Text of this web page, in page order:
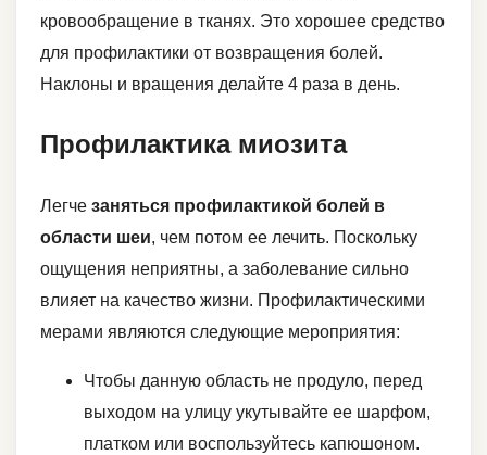
кровообращение в тканях. Это хорошее средство
для профилактики от возвращения болей.
Наклоны и вращения делайте 4 раза в день.
Профилактика миозита
Легче заняться профилактикой болей в
области шеи, чем потом ее лечить. Поскольку
ощущения неприятны, а заболевание сильно
влияет на качество жизни. Профилактическими
мерами являются следующие мероприятия:
Чтобы данную область не продуло, перед
выходом на улицу укутывайте ее шарфом,
платком или воспользуйтесь капюшоном.